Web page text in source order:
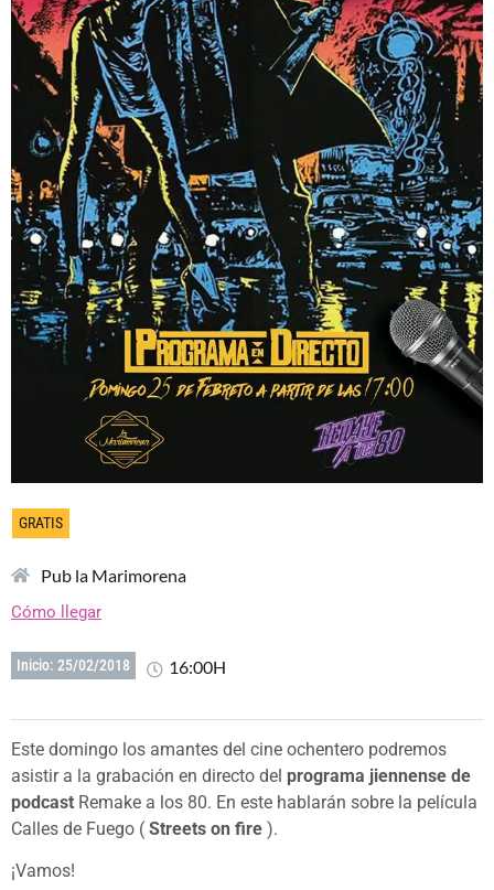
GRATIS
Pub la Marimorena
Cómo llegar
Inicio: 25/02/2018 16:00H
Este domingo los amantes del cine ochentero podremos
asistir a la grabación en directo del programa jiennense de
podcast Remake a los 80. En este hablarán sobre la película
Calles de Fuego ( Streets on fire ).
¡Vamos!